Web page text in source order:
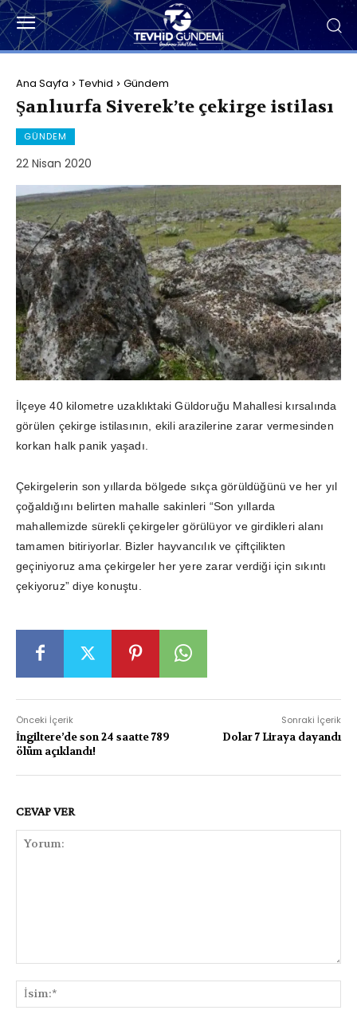
Ana Sayfa Tevhid Gündem
Şanlıurfa Siverek’te çekirge istilası
GÜNDEM
22 Nisan 2020
İlçeye 40 kilometre uzaklıktaki Güldoruğu Mahallesi kırsalında
görülen çekirge istilasının, ekili arazilerine zarar vermesinden
korkan halk panik yaşadı.
Çekirgelerin son yıllarda bölgede sıkça görüldüğünü ve her yıl
çoğaldığını belirten mahalle sakinleri “Son yıllarda
mahallemizde sürekli çekirgeler görülüyor ve girdikleri alanı
tamamen bitiriyorlar. Bizler hayvancılık ve çiftçilikten
geçiniyoruz ama çekirgeler her yere zarar verdiği için sıkıntı
çekiyoruz” diye konuştu.
Önceki İçerik
İngiltere’de son 24 saatte 789
ölüm açıklandı!
Sonraki İçerik
Dolar 7 Liraya dayandı
CEVAP VER